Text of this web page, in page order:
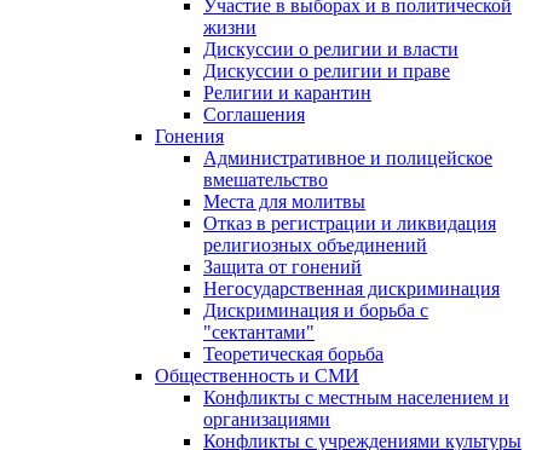
Участие в выборах и в политической
жизни
Дискуссии о религии и власти
Дискуссии о религии и праве
Религии и карантин
Соглашения
Гонения
Административное и полицейское
вмешательство
Места для молитвы
Отказ в регистрации и ликвидация
религиозных объединений
Защита от гонений
Негосударственная дискриминация
Дискриминация и борьба с
"сектантами"
Теоретическая борьба
Общественность и СМИ
Конфликты с местным населением и
организациями
Конфликты с учреждениями культуры